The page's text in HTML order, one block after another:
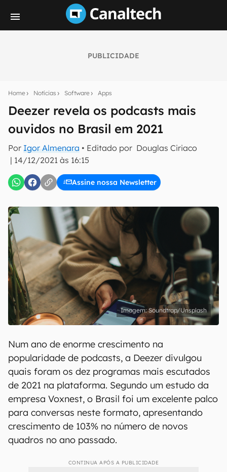
PUBLICIDADE
Home Notícias Software Apps
Deezer revela os podcasts mais
ouvidos no Brasil em 2021
Por Igor Almenara • Editado por Douglas Ciriaco
| 14/12/2021 às 16:15
Assine nossa Newsletter
notícias e reviews sobre tecnologia em primeira
E-mail
Uso e Política de Privacidade do Canaltech.
Soundtrap/Unsplash
Num ano de enorme crescimento na
popularidade de podcasts, a Deezer divulgou
quais foram os dez programas mais escutados
de 2021 na plataforma. Segundo um estudo da
empresa Voxnest, o Brasil foi um excelente palco
para conversas neste formato, apresentando
crescimento de 103% no número de novos
quadros no ano passado.
CONTINUA APÓS A PUBLICIDADE